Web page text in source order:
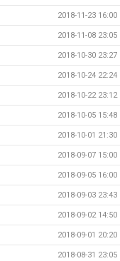
2018-11-23 16:00
2018-11-08 23:05
2018-10-30 23:27
2018-10-24 22:24
2018-10-22 23:12
2018-10-05 15:48
2018-10-01 21:30
2018-09-07 15:00
2018-09-05 16:00
2018-09-03 23:43
2018-09-02 14:50
2018-09-01 20:20
2018-08-31 23:05